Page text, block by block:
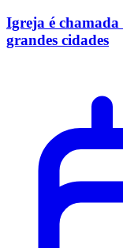
Igreja é
grandes cidades